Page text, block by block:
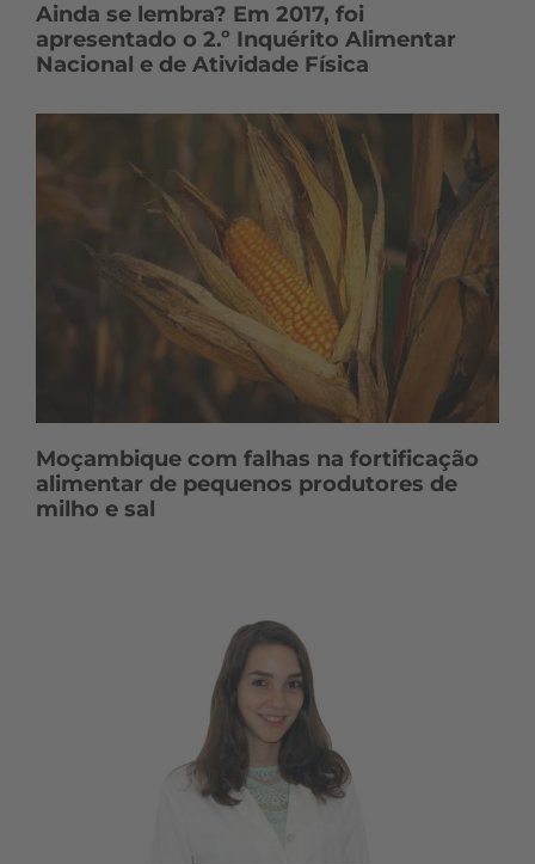
Ainda se lembra? Em 2017, foi
apresentado o 2.º Inquérito Alimentar
Nacional e de Atividade Física
Moçambique com falhas na fortificação
alimentar de pequenos produtores de
milho e sal